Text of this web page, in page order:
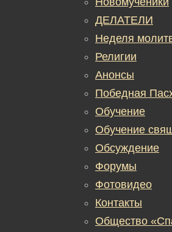
ДЕЛАТЕЛИ
Неделя
Религии
Анонсы
Победная
Обучение
Обучение
Обсуждение
Форумы
Фотовидео
Контакты
Общество